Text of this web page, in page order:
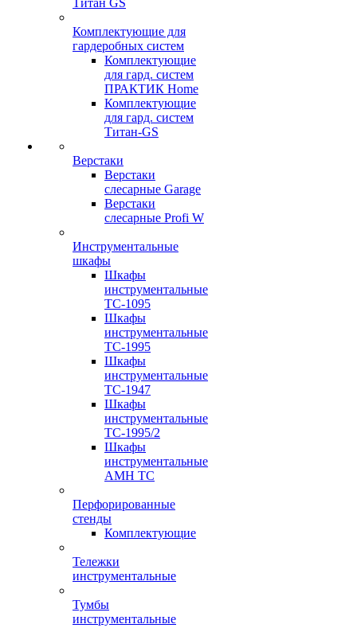
Титан GS
Комплектующие для
гардеробных систем
Комплектующие
для гард. систем
ПРАКТИК Home
Комплектующие
для гард. систем
Титан-GS
Верстаки
Верстаки
слесарные Garage
Верстаки
слесарные Profi W
Инструментальные
шкафы
Шкафы
инструментальные
TC-1095
Шкафы
инструментальные
TC-1995
Шкафы
инструментальные
TC-1947
Шкафы
инструментальные
TC-1995/2
Шкафы
инструментальные
AMH TC
Перфорированные
стенды
Комплектующие
Тележки
инструментальные
Тумбы
инструментальные